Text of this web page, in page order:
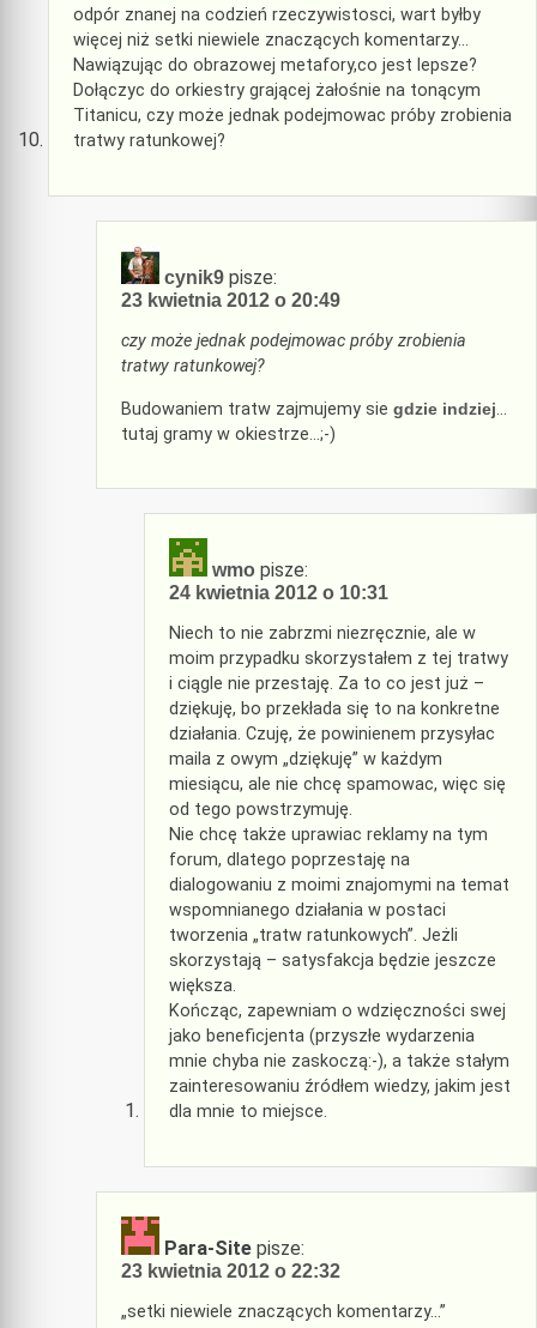
odpór znanej na codzień rzeczywistosci, wart byłby
więcej niż setki niewiele znaczących komentarzy…
Nawiązując do obrazowej metafory,co jest lepsze?
Dołączyc do orkiestry grającej żałośnie na tonącym
Titanicu, czy może jednak podejmowac próby zrobienia
tratwy ratunkowej?
cynik9 pisze:
23 kwietnia 2012 o 20:49
czy może jednak podejmowac próby zrobienia
tratwy ratunkowej?
Budowaniem tratw zajmujemy sie gdzie indziej…
tutaj gramy w okiestrze…;-)
wmo pisze:
24 kwietnia 2012 o 10:31
Niech to nie zabrzmi niezręcznie, ale w
moim przypadku skorzystałem z tej tratwy
i ciągle nie przestaję. Za to co jest już –
dziękuję, bo przekłada się to na konkretne
działania. Czuję, że powinienem przysyłac
maila z owym „dziękuję” w każdym
miesiącu, ale nie chcę spamowac, więc się
od tego powstrzymuję.
Nie chcę także uprawiac reklamy na tym
forum, dlatego poprzestaję na
dialogowaniu z moimi znajomymi na temat
wspomnianego działania w postaci
tworzenia „tratw ratunkowych”. Jeżli
skorzystają – satysfakcja będzie jeszcze
większa.
Kończąc, zapewniam o wdzięczności swej
jako beneficjenta (przyszłe wydarzenia
mnie chyba nie zaskoczą:-), a także stałym
zainteresowaniu źródłem wiedzy, jakim jest
dla mnie to miejsce.
Para-Site pisze:
23 kwietnia 2012 o 22:32
„setki niewiele znaczących komentarzy…”